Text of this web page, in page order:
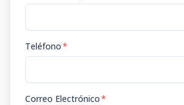
Teléfono*
Correo Electrónico*